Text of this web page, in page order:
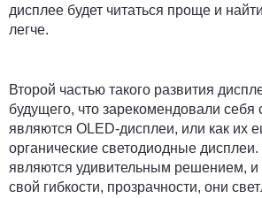
дисплее будет читаться проще и
легче.
Второй частью такого развития
будущего, что зарекомендовали
являются OLED-дисплеи, или как их
органические светодиодные
являются удивительным решением, и
свой гибкости, прозрачности, они